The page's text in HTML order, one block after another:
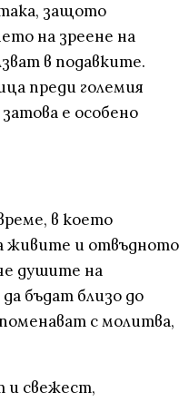
защото
на зреене на
в подавките.
преди големия
е особено
в което
живите и отвъдното
душите на
бъдат близо до
с молитва,
и свежест,